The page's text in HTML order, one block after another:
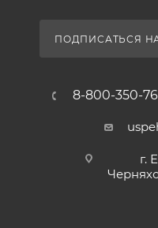
ПОДПИСАТЬСЯ
8-800-350-
г.